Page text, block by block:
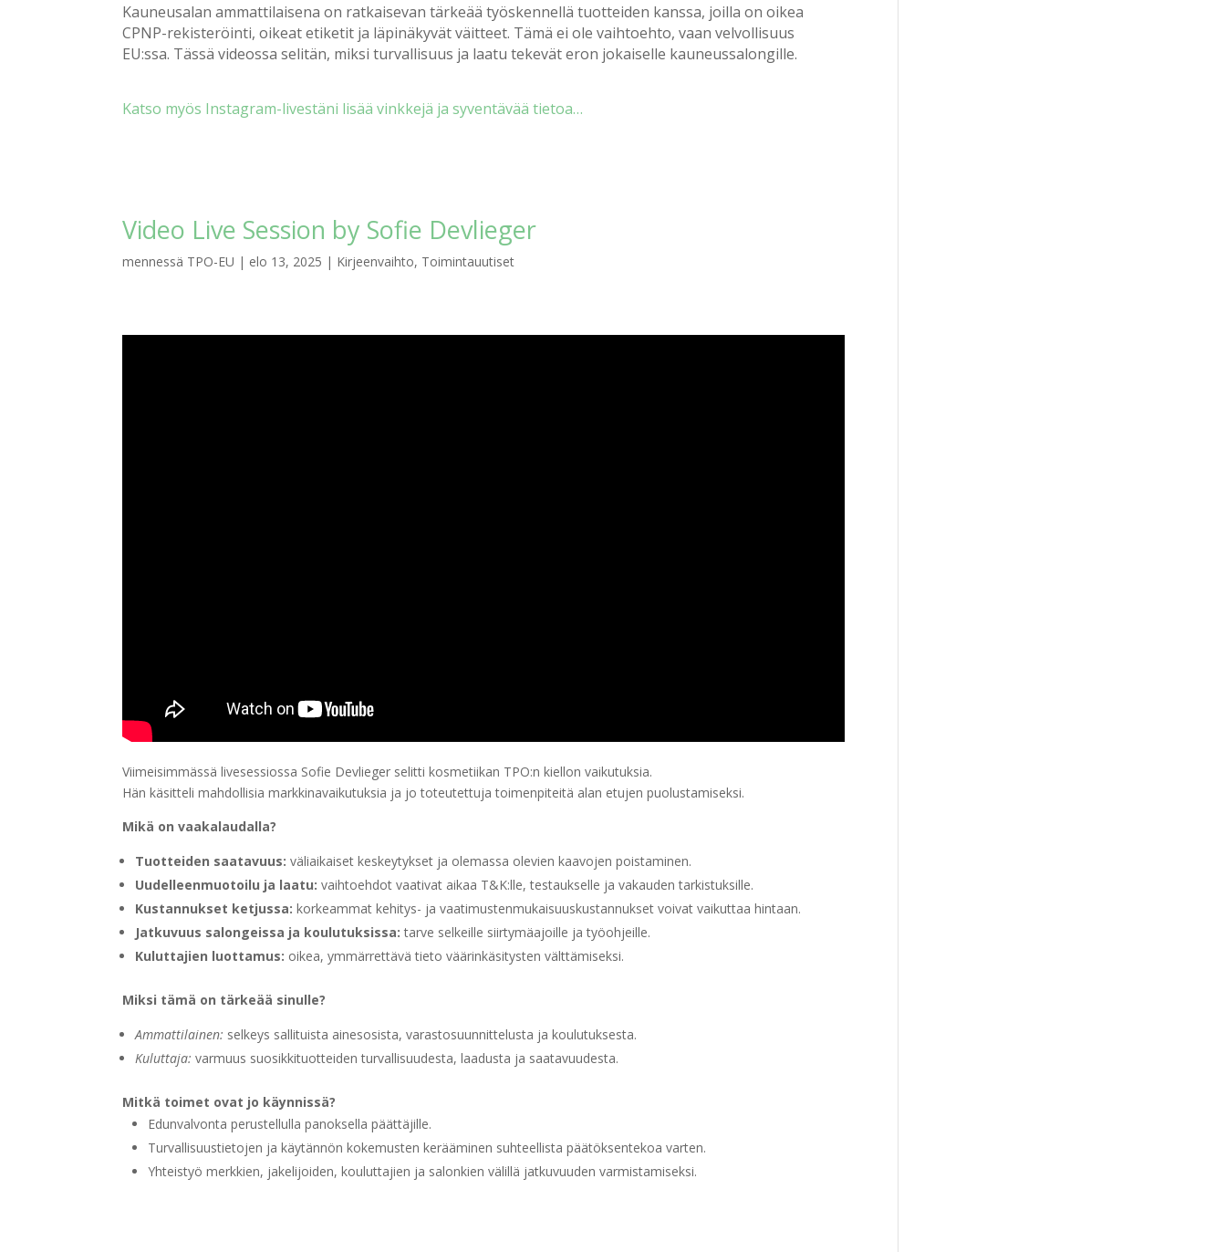
Kauneusalan ammattilaisena on ratkaisevan tärkeää työskennellä tuotteiden kanssa, joilla on oikea
CPNP-rekisteröinti, oikeat etiketit ja läpinäkyvät väitteet. Tämä ei ole vaihtoehto, vaan velvollisuus
EU:ssa. Tässä videossa selitän, miksi turvallisuus ja laatu tekevät eron jokaiselle kauneussalongille.
Katso myös Instagram-livestäni lisää vinkkejä ja syventävää tietoa…
Video Live Session by Sofie Devlieger
mennessä TPO-EU | elo 13, 2025 | Kirjeenvaihto, Toimintauutiset
Viimeisimmässä livesessiossa Sofie Devlieger selitti kosmetiikan TPO:n kiellon vaikutuksia.
Hän käsitteli mahdollisia markkinavaikutuksia ja jo toteutettuja toimenpiteitä alan etujen puolustamiseksi.
Mikä on vaakalaudalla?
Tuotteiden saatavuus: väliaikaiset keskeytykset ja olemassa olevien kaavojen poistaminen.
Uudelleenmuotoilu ja laatu: vaihtoehdot vaativat aikaa T&K:lle, testaukselle ja vakauden tarkistuksille.
Kustannukset ketjussa: korkeammat kehitys- ja vaatimustenmukaisuuskustannukset voivat vaikuttaa hintaan.
Jatkuvuus salongeissa ja koulutuksissa: tarve selkeille siirtymäajoille ja työohjeille.
Kuluttajien luottamus: oikea, ymmärrettävä tieto väärinkäsitysten välttämiseksi.
Miksi tämä on tärkeää sinulle?
Ammattilainen: selkeys sallituista ainesosista, varastosuunnittelusta ja koulutuksesta.
Kuluttaja: varmuus suosikkituotteiden turvallisuudesta, laadusta ja saatavuudesta.
Mitkä toimet ovat jo käynnissä?
Edunvalvonta perustellulla panoksella päättäjille.
Turvallisuustietojen ja käytännön kokemusten kerääminen suhteellista päätöksentekoa varten.
Yhteistyö merkkien, jakelijoiden, kouluttajien ja salonkien välillä jatkuvuuden varmistamiseksi.